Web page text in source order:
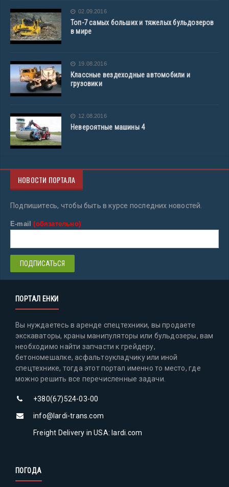
02.09.2016
Топ-7 самых больших и тяжелых бульдозеров
в мире
19.08.2016
Классные вездеходные автомобили и
грузовики
12.08.2016
Невероятные машины 4
НОВОСТИ ПОРТАЛА
Подпишитесь, чтобы быть в курсе последних новостей.
E-mail(обязательно)
ПОРТАЛ ЕНКИ
Вы нуждаетесь в аренде спецтехники, вы продаете
экскаваторы, краны манипуляторы или бульдозеры, вам
необходимо найти запчасти к грейдеру,
бетономешалке, асфальтоукладчику или иной
спецтехнике, тогда этот портал именно то место, где
можно решить все перечисленные задачи.
+380(67)524-03-00
info@lardi-trans.com
Freight Delivery in USA: lardi.com
ПОГОДА